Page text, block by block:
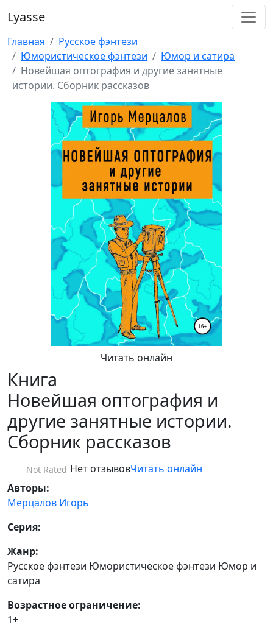
Lyasse
Главная
Русское фэнтези
Юмористическое фэнтези
Юмор и сатира
Новейшая оптография и другие занятные
истории. Сборник рассказов
Читать онлайн
Книга
Новейшая оптография и
другие занятные истории.
Сборник рассказов
Not Rated Нет отзывовЧитать онлайн
Авторы:
Мерцалов Игорь
Серия:
Жанр:
Русское фэнтези Юмористическое фэнтези Юмор и
сатира
Возрастное ограничение:
1+